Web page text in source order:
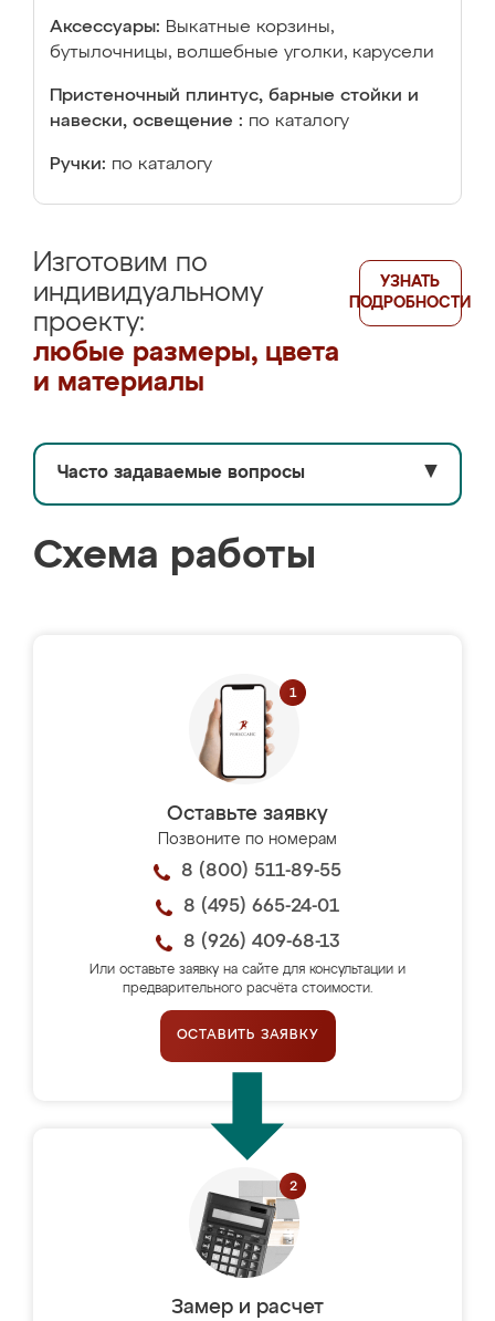
Аксессуары: Выкатные корзины,
бутылочницы, волшебные уголки, карусели
Пристеночный плинтус, барные стойки и
навески, освещение : по каталогу
Ручки: по каталогу
Изготовим по
индивидуальному
проекту:
любые размеры, цвета
и материалы
УЗНАТЬ
ПОДРОБНОСТИ
Часто задаваемые вопросы ▼
Схема работы
Оставьте заявку
Позвоните по номерам
8 (800) 511-89-55
8 (495) 665-24-01
8 (926) 409-68-13
Или оставьте заявку на сайте для консультации и
предварительного расчёта стоимости.
ОСТАВИТЬ ЗАЯВКУ
Замер и расчет